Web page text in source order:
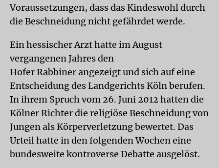
Voraussetzungen, dass das Kindeswohl durch
die Beschneidung nicht gefährdet werde.
Ein hessischer Arzt hatte im August
vergangenen Jahres den
Hofer Rabbiner angezeigt und sich auf eine
Entscheidung des Landgerichts Köln berufen.
In ihrem Spruch vom 26. Juni 2012 hatten die
Kölner Richter die religiöse Beschneidung von
Jungen als Körperverletzung bewertet. Das
Urteil hatte in den folgenden Wochen eine
bundesweite kontroverse Debatte ausgelöst.